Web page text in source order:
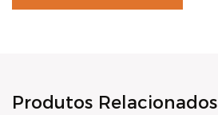
Produtos Relacionados